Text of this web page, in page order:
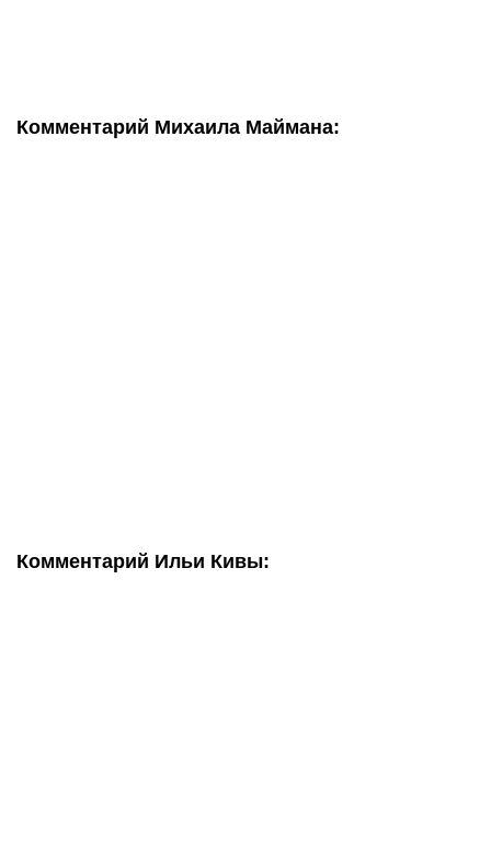
Комментарий Михаила Маймана:
Комментарий Ильи Кивы: